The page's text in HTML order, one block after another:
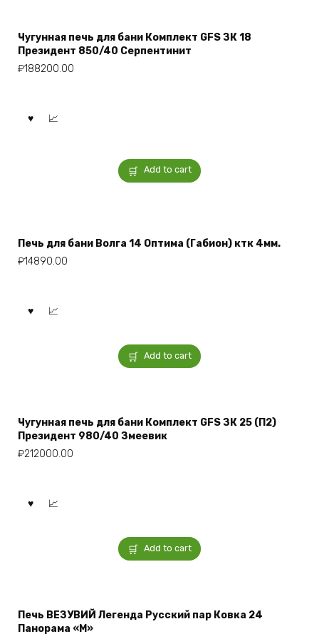
Чугунная печь для бани Комплект GFS ЗК 18
Президент 850/40 Серпентинит
₽188200.00
Add to cart
Печь для бани Волга 14 Оптима (Габион) ктк 4мм.
₽14890.00
Add to cart
Чугунная печь для бани Комплект GFS ЗК 25 (П2)
Президент 980/40 Змеевик
₽212000.00
Add to cart
Печь ВЕЗУВИЙ Легенда Русский пар Ковка 24
Панорама «М»